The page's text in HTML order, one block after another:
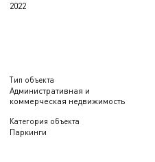
2022
Тип объекта
Административная и
коммерческая недвижимость
Категория объекта
Паркинги